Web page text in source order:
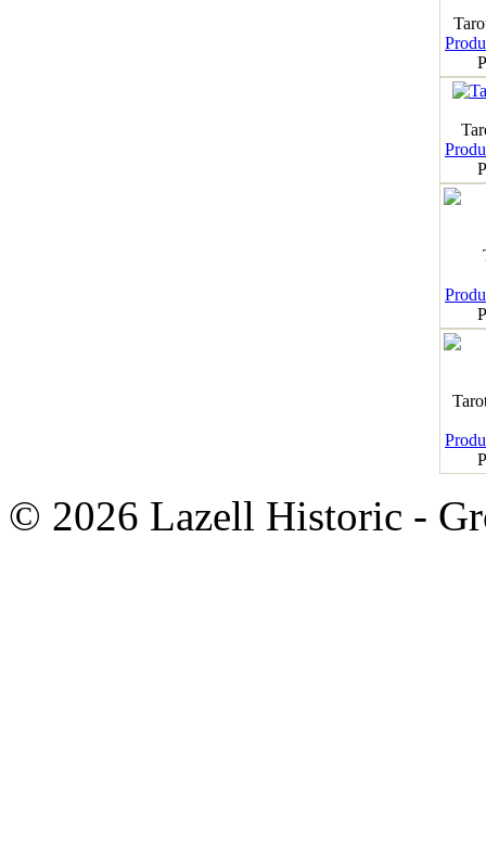
© 2026 Lazell Historic -